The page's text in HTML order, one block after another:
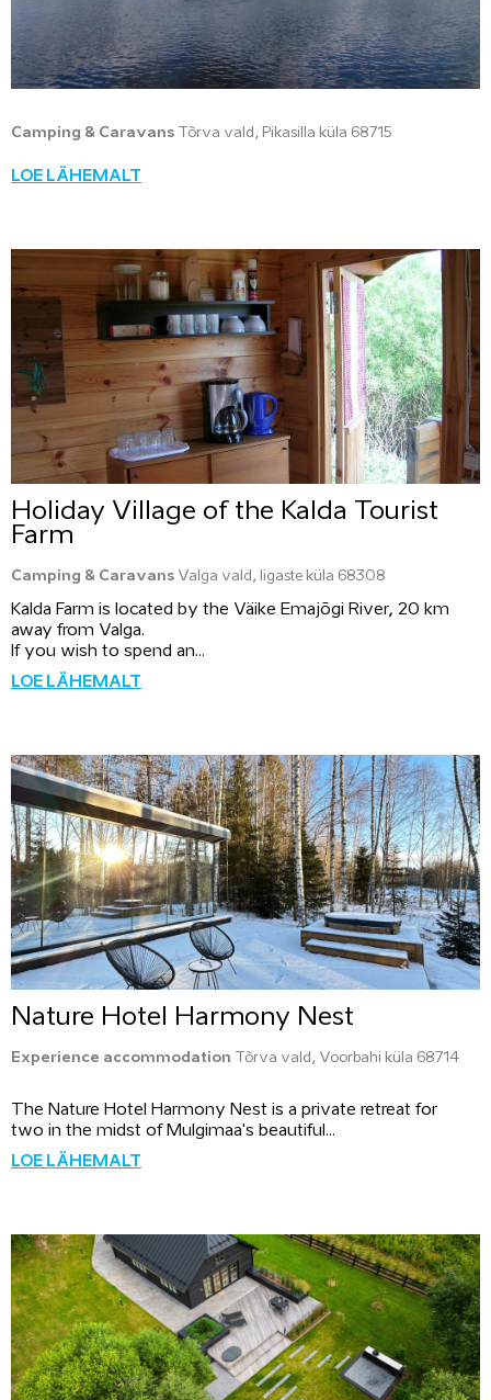
Camping & Caravans Tõrva vald, Pikasilla küla 68715
LOE LÄHEMALT
Holiday Village of the Kalda Tourist
Farm
Camping & Caravans Valga vald, Iigaste küla 68308
Kalda Farm is located by the Väike Emajõgi River, 20 km
away from Valga.
If you wish to spend an...
LOE LÄHEMALT
Nature Hotel Harmony Nest
Experience accommodation Tõrva vald, Voorbahi küla 68714
The Nature Hotel Harmony Nest is a private retreat for
two in the midst of Mulgimaa's beautiful...
LOE LÄHEMALT